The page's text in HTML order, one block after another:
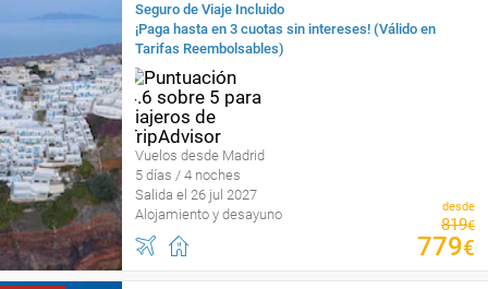
Seguro de Viaje Incluido
¡Paga hasta en 3 cuotas sin intereses! (Válido en
Tarifas Reembolsables)
Vuelos desde Madrid
5 días / 4 noches
Salida el 26 jul 2027
Alojamiento y desayuno
desde
819€
779€